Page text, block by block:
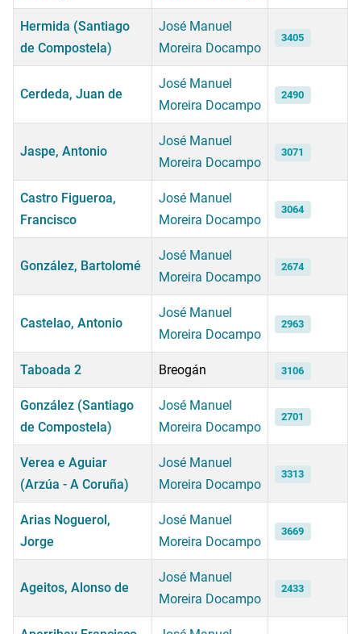
Hermida (Santiago
de Compostela)
José Manuel
Moreira Docampo
3405
Cerdeda, Juan de
José Manuel
Moreira Docampo
2490
Jaspe, Antonio
José Manuel
Moreira Docampo
3071
Castro Figueroa,
Francisco
José Manuel
Moreira Docampo
3064
González, Bartolomé
José Manuel
Moreira Docampo
2674
Castelao, Antonio
José Manuel
Moreira Docampo
2963
Taboada 2 Breogán 3106
González (Santiago
de Compostela)
José Manuel
Moreira Docampo
2701
Verea e Aguiar
(Arzúa - A Coruña)
José Manuel
Moreira Docampo
3313
Arias Noguerol,
Jorge
José Manuel
Moreira Docampo
3669
Ageitos, Alonso de
José Manuel
Moreira Docampo
2433